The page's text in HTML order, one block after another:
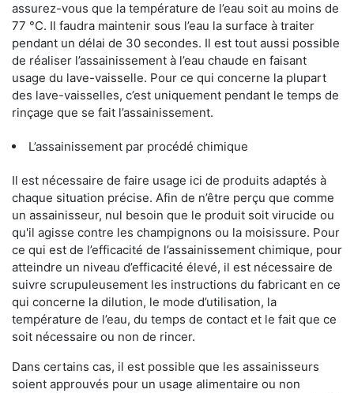
assurez-vous que la température de l’eau soit au moins de
77 °C. Il faudra maintenir sous l’eau la surface à traiter
pendant un délai de 30 secondes. Il est tout aussi possible
de réaliser l’assainissement à l’eau chaude en faisant
usage du lave-vaisselle. Pour ce qui concerne la plupart
des lave-vaisselles, c’est uniquement pendant le temps de
rinçage que se fait l’assainissement.
L’assainissement par procédé chimique
Il est nécessaire de faire usage ici de produits adaptés à
chaque situation précise. Afin de n’être perçu que comme
un assainisseur, nul besoin que le produit soit virucide ou
qu'il agisse contre les champignons ou la moisissure. Pour
ce qui est de l’efficacité de l’assainissement chimique, pour
atteindre un niveau d’efficacité élevé, il est nécessaire de
suivre scrupuleusement les instructions du fabricant en ce
qui concerne la dilution, le mode d’utilisation, la
température de l’eau, du temps de contact et le fait que ce
soit nécessaire ou non de rincer.
Dans certains cas, il est possible que les assainisseurs
soient approuvés pour un usage alimentaire ou non